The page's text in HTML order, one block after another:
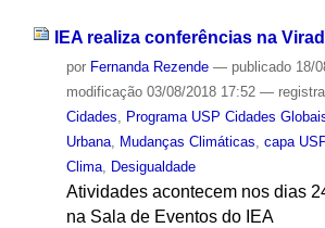
IEA realiza conferências na
por Fernanda Rezende — publicado18/
modificação03/08/2018 17:52 —
Cidades, Programa USP Cidades
Urbana, Mudanças Climáticas, capa
Clima, Desigualdade
Atividades acontecem nos dias
na Sala de Eventos do IEA